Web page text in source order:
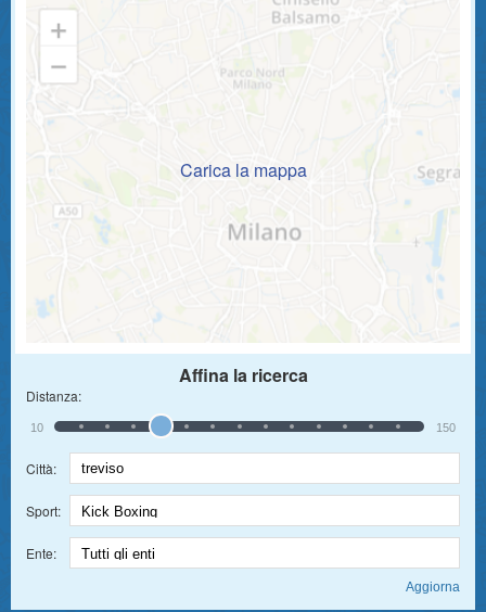
Carica la mappa
Affina la ricerca
Distanza:
10 150
Città:
Sport:
Ente: